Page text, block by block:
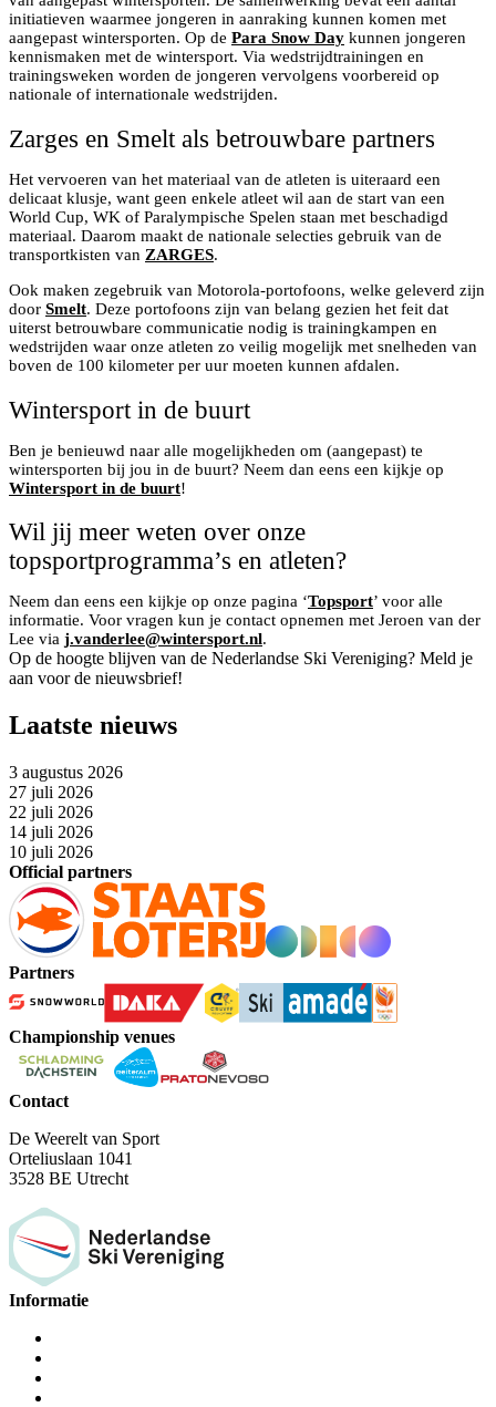
initiatieven waarmee jongeren in aanraking kunnen komen met
aangepast wintersporten. Op de Para Snow Day kunnen jongeren
kennismaken met de wintersport. Via wedstrijdtrainingen en
trainingsweken worden de jongeren vervolgens voorbereid op
nationale of internationale wedstrijden.
Zarges en Smelt als betrouwbare partners
Het vervoeren van het materiaal van de atleten is uiteraard een
delicaat klusje, want geen enkele atleet wil aan de start van een
World Cup, WK of Paralympische Spelen staan met beschadigd
materiaal. Daarom maakt de nationale selecties gebruik van de
transportkisten van ZARGES.
Ook maken zegebruik van Motorola-portofoons, welke geleverd zijn
door Smelt. Deze portofoons zijn van belang gezien het feit dat
uiterst betrouwbare communicatie nodig is trainingkampen en
wedstrijden waar onze atleten zo veilig mogelijk met snelheden van
boven de 100 kilometer per uur moeten kunnen afdalen.
Wintersport in de buurt
Ben je benieuwd naar alle mogelijkheden om (aangepast) te
wintersporten bij jou in de buurt? Neem dan eens een kijkje op
Wintersport in de buurt!
Wil jij meer weten over onze
topsportprogramma’s en atleten?
Neem dan eens een kijkje op onze pagina ‘Topsport’ voor alle
informatie. Voor vragen kun je contact opnemen met Jeroen van der
Lee via j.vanderlee@wintersport.nl.
Op de hoogte blijven van de Nederlandse Ski Vereniging? Meld je
aan voor de nieuwsbrief!
Laatste nieuws
3 augustus 2026
27 juli 2026
22 juli 2026
14 juli 2026
10 juli 2026
Official partners
Partners
Championship venues
Contact
De Weerelt van Sport
Orteliuslaan 1041
3528 BE Utrecht
Informatie